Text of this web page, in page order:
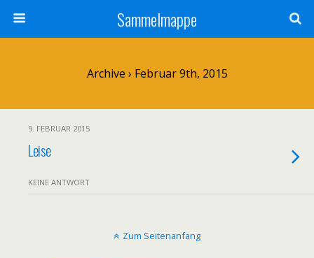
Sammelmappe
Archive › Februar 9th, 2015
9. FEBRUAR 2015
Leise
KEINE ANTWORT
Zum Seitenanfang